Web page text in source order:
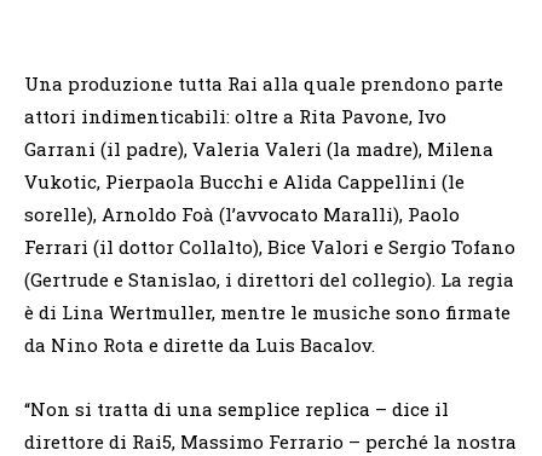
Una produzione tutta Rai alla quale prendono parte
attori indimenticabili: oltre a Rita Pavone, Ivo
Garrani (il padre), Valeria Valeri (la madre), Milena
Vukotic, Pierpaola Bucchi e Alida Cappellini (le
sorelle), Arnoldo Foà (l’avvocato Maralli), Paolo
Ferrari (il dottor Collalto), Bice Valori e Sergio Tofano
(Gertrude e Stanislao, i direttori del collegio). La regia
è di Lina Wertmuller, mentre le musiche sono firmate
da Nino Rota e dirette da Luis Bacalov.
“Non si tratta di una semplice replica – dice il
direttore di Rai5, Massimo Ferrario – perché la nostra